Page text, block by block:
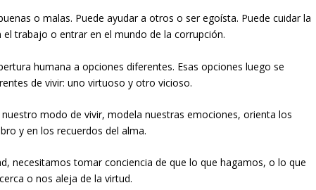
o malas. Puede ayudar a otros o ser egoísta. Puede cuidar la
trabajo o entrar en el mundo de la corrupción.
humana a opciones diferentes. Esas opciones luego se
de vivir: uno virtuoso y otro vicioso.
modo de vivir, modela nuestras emociones, orienta los
y en los recuerdos del alma.
necesitamos tomar conciencia de que lo que hagamos, o lo que
o nos aleja de la virtud.